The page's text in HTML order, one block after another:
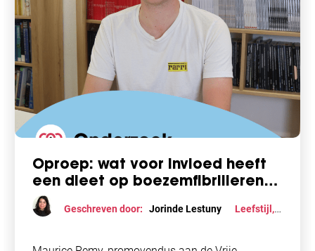
Oproep: wat voor invloed heeft
een dieet op boezemfibrilleren
en andersom
Geschreven door: Jorinde Lestuny Leefstijl,